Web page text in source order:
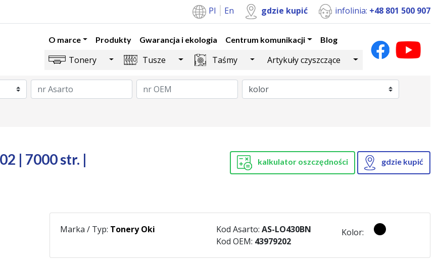
Pl En gdzie kupić infolinia: +48 801 500 907
O marce Produkty Gwarancja i ekologia Centrum komunikacji Blog
Tonery Toggle Dropdown
Tusze Toggle Dropdown
Taśmy Toggle Dropdown
Artykuły czyszczące Toggle Dropdown
| 7000 str. |
kalkulator oszczędności gdzie kupić
Marka / Typ: Tonery Oki Kod Asarto:AS-LO430BN
Kod OEM: 43979202
Kolor: